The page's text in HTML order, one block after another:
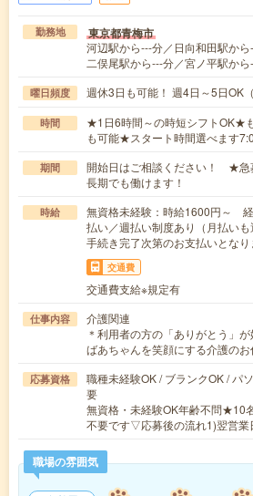
勤務地 東京都青梅市
河辺駅から---分／日向和田駅か
二俣尾駅から---分／宮ノ平駅か
曜日頻度 週休3日も可能！ 週4日～5日
時間
★1日6時間～の時短シフトOK★
も可能★スタート時間選べます
期間
開始日はご相談ください！ ★急
長期でも働けます！
時給
無資格未経験：時給1600円～
払い／週払い制度あり（月払い
手続き完了次第のお支払いとなり
交通費
交通費支給※規定有
仕事内容
介護関連
＊利用者の方の「ありがとう」
ばあちゃんを笑顔にする介護の
応募資格
職種未経験OK / ブランクOK / パ
要
無資格・未経験OK年齢不問★10
不要です▽応募後の流れ1)翌営
職場の雰囲気